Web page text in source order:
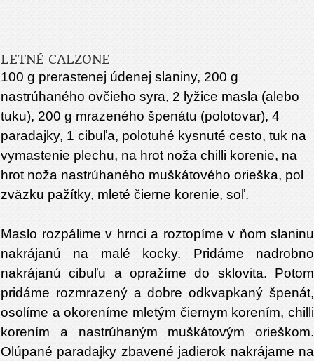
LETNÉ CALZONE
100 g prerastenej údenej slaniny, 200 g
nastrúhaného ovčieho syra, 2 lyžice masla (alebo
tuku), 200 g mrazeného špenátu (polotovar), 4
paradajky, 1 cibuľa, polotuhé kysnuté cesto, tuk na
vymastenie plechu, na hrot noža chilli korenie, na
hrot noža nastrúhaného muškátového orieška, pol
zväzku pažítky, mleté čierne korenie, soľ.
Maslo rozpálime v hrnci a roztopíme v ňom slaninu
nakrájanú na malé kocky. Pridáme nadrobno
nakrájanú cibuľu a opražíme do sklovita. Potom
pridáme rozmrazený a dobre odkvapkaný špenát,
osolíme a okoreníme mletým čiernym korením, chilli
korením a nastrúhaným muškátovým orieškom.
Olúpané paradajky zbavené jadierok nakrájame na